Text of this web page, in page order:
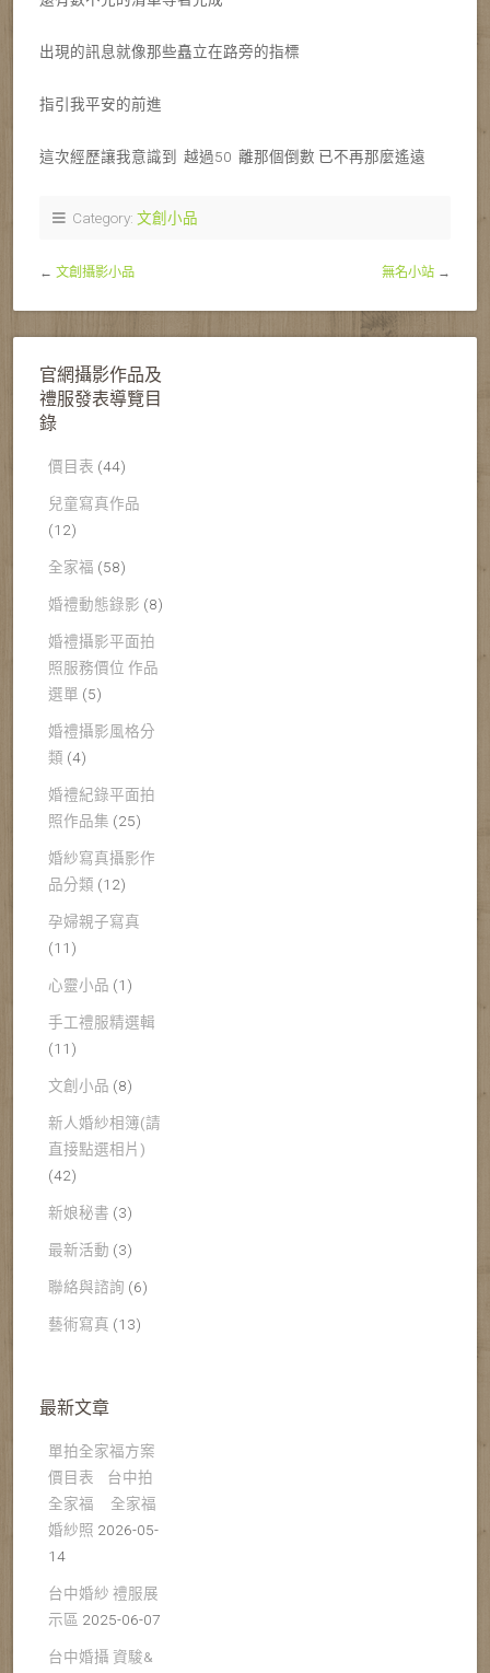
出現的訊息就像那些矗立在路旁的指標
指引我平安的前進
這次經歷讓我意識到 越過50 離那個倒數 已不再那麼遙遠
Category: 文創小品
← 文創攝影小品 無名小站 →
官網攝影作品及
禮服發表導覽目
錄
價目表 (44)
兒童寫真作品
(12)
全家福 (58)
婚禮動態錄影 (8)
婚禮攝影平面拍
照服務價位 作品
選單 (5)
婚禮攝影風格分
類 (4)
婚禮紀錄平面拍
照作品集 (25)
婚紗寫真攝影作
品分類 (12)
孕婦親子寫真
(11)
心靈小品 (1)
手工禮服精選輯
(11)
文創小品 (8)
新人婚紗相簿(請
直接點選相片)
(42)
新娘秘書 (3)
最新活動 (3)
聯絡與諮詢 (6)
藝術寫真 (13)
最新文章
單拍全家福方案
價目表 台中拍
全家福 全家福
婚紗照 2026-05-
14
台中婚紗 禮服展
示區 2025-06-07
台中婚攝 資駿&